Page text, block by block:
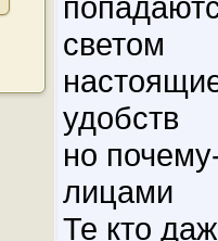
светом
удобств
но
лицами
Те кто